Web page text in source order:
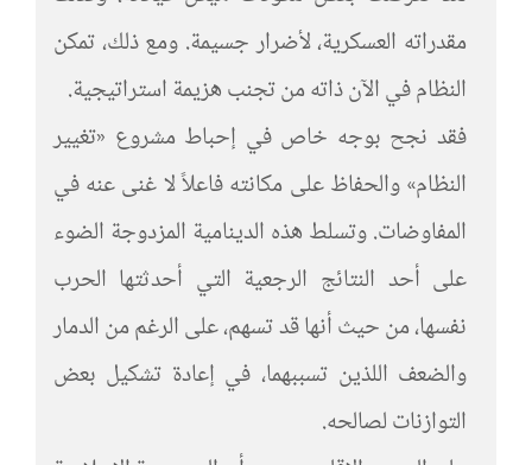
مقدراته العسكرية، لأضرار جسيمة. ومع ذلك، تمكن
النظام في الآن ذاته من تجنب هزيمة استراتيجية.
فقد نجح بوجه خاص في إحباط مشروع «تغيير
النظام» والحفاظ على مكانته فاعلاً لا غنى عنه في
المفاوضات. وتسلط هذه الدينامية المزدوجة الضوء
على أحد النتائج الرجعية التي أحدثتها الحرب
نفسها، من حيث أنها قد تسهم، على الرغم من الدمار
والضعف اللذين تسببهما، في إعادة تشكيل بعض
التوازنات لصالحه.